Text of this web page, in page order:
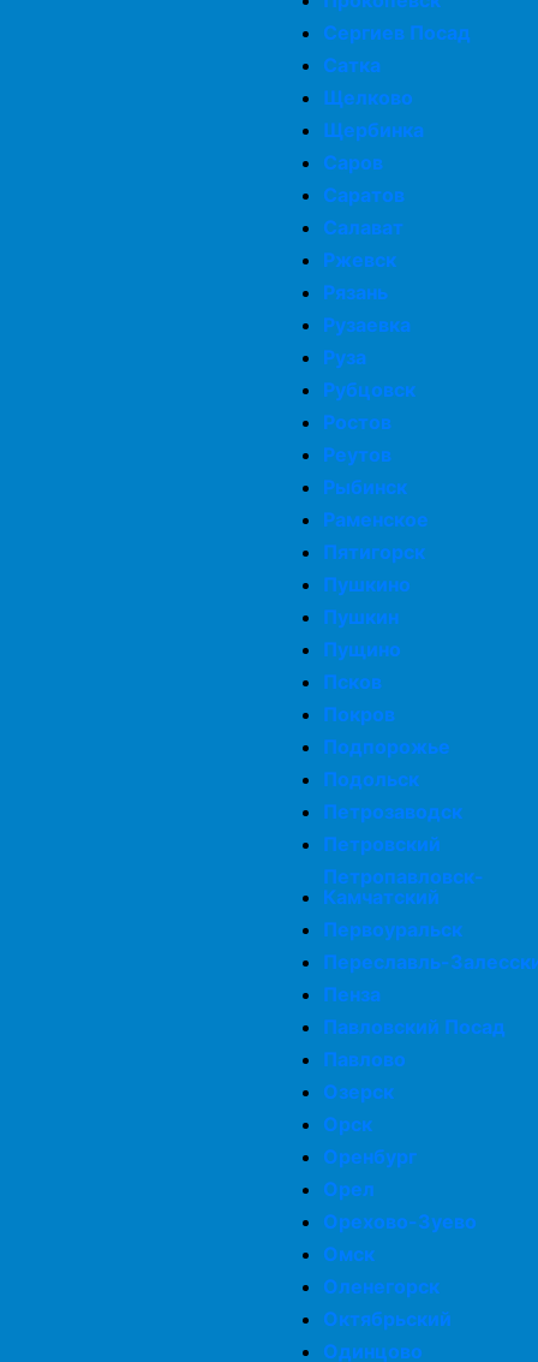
Откачка воды из подвалов и цоколей
Сушка натяжного потолка
Просушка бетонных потолков
Осушение хранилищ и складов
Просушка дома после зимы
Комплексная просушка дома
Просушка подвалов и цоколей
Сергиев Посад
Сатка
Щелково
Щербинка
Саров
Саратов
Салават
Ржевск
Рязань
Рузаевка
Руза
Рубцовск
Ростов
Реутов
Рыбинск
Раменское
Пятигорск
Пушкино
Пушкин
Пущино
Псков
Покров
Подпорожье
Подольск
Петрозаводск
Петровский
Петропавловск-
Камчатский
Первоуральск
Переславль-
Пенза
Павловский Посад
Павлово
Озерск
Орск
Оренбург
Орел
Орехово-Зуево
Омск
Оленегорск
Октябрьский
Одинцово